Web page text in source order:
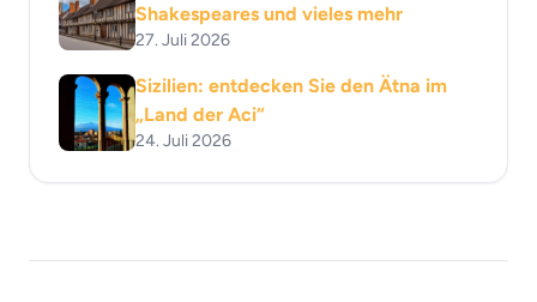
Shakespeares und vieles mehr
27. Juli 2026
Sizilien: entdecken Sie den Ätna im
„Land der Aci“
24. Juli 2026